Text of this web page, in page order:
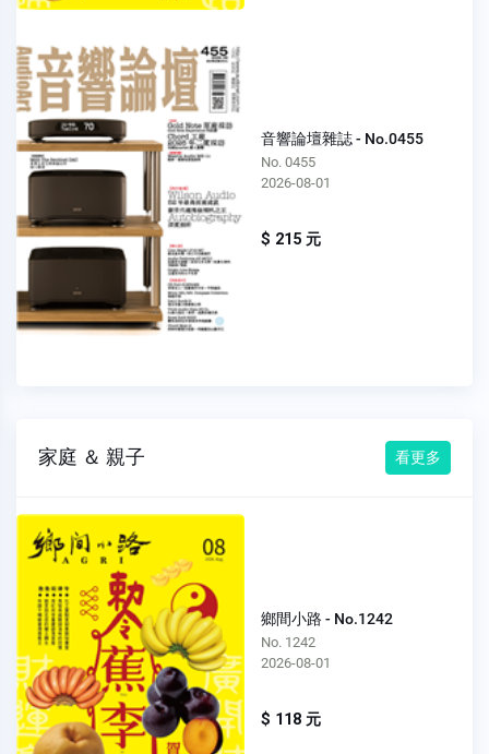
音響論壇雜誌 - No.0455
No. 0455
2026-08-01
$ 215 元
家庭 ＆ 親子 看更多
鄉間小路 - No.1242
No. 1242
2026-08-01
$ 118 元